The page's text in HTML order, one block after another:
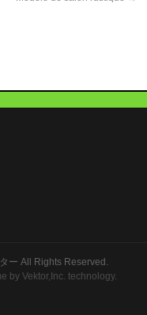
ー All Rights Reserved.
byVektor,Inc. technology.